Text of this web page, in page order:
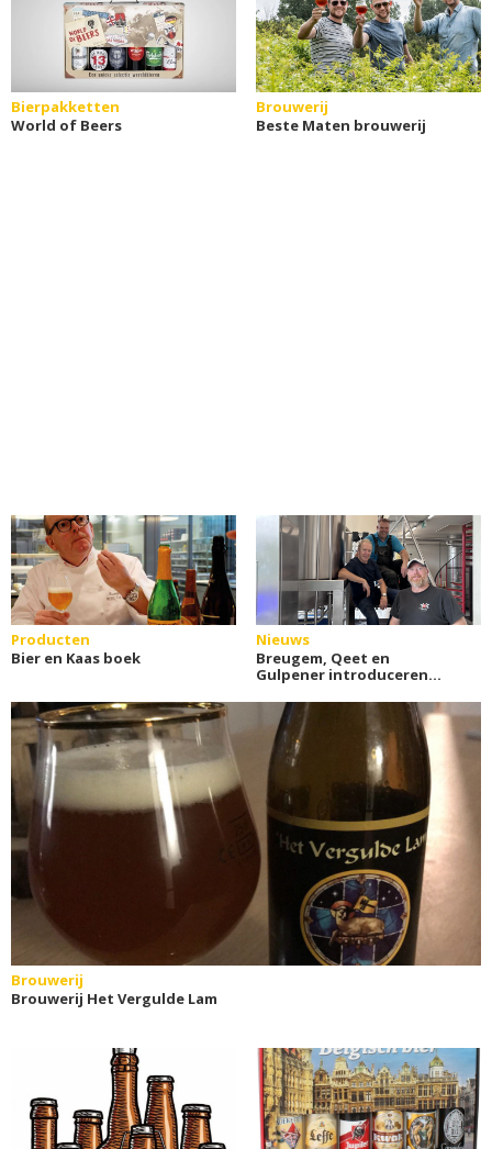
Bierpakketten
World of Beers
Brouwerij
Beste Maten brouwerij
Producten
Bier en Kaas boek
Nieuws
Breugem, Qeet en
Gulpener introduceren
Brouwerij
Brouwerij Het Vergulde Lam